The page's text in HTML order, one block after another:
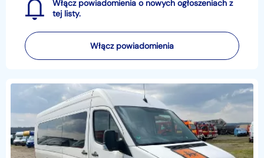
Włącz powiadomienia o nowych ogłoszeniach z
tej listy.
Włącz powiadomienia